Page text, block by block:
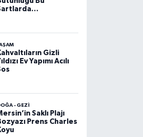
Gizli
Ev Yapımı Acılı
- GEZI
Saklı Plajı
Prens Charles